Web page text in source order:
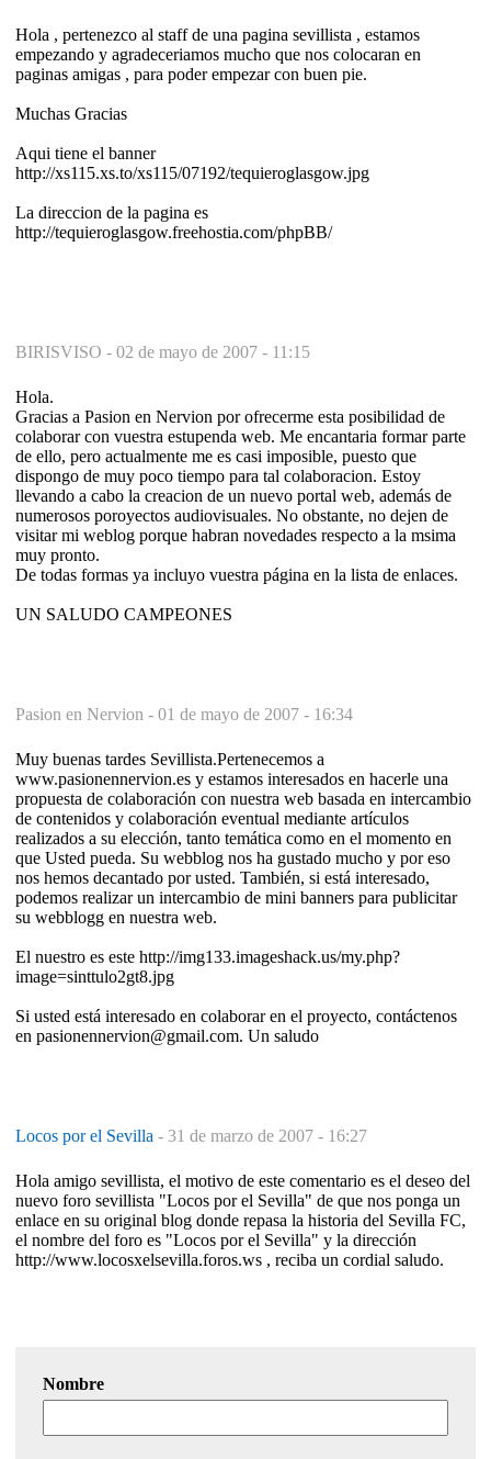
Hola , pertenezco al staff de una pagina sevillista , estamos
empezando y agradeceriamos mucho que nos colocaran en
paginas amigas , para poder empezar con buen pie.
Muchas Gracias
Aqui tiene el banner
http://xs115.xs.to/xs115/07192/tequieroglasgow.jpg
La direccion de la pagina es
http://tequieroglasgow.freehostia.com/phpBB/
BIRISVISO - 02 de mayo de 2007 - 11:15
Hola.
Gracias a Pasion en Nervion por ofrecerme esta posibilidad de
colaborar con vuestra estupenda web. Me encantaria formar parte
de ello, pero actualmente me es casi imposible, puesto que
dispongo de muy poco tiempo para tal colaboracion. Estoy
llevando a cabo la creacion de un nuevo portal web, además de
numerosos poroyectos audiovisuales. No obstante, no dejen de
visitar mi weblog porque habran novedades respecto a la msima
muy pronto.
De todas formas ya incluyo vuestra página en la lista de enlaces.
UN SALUDO CAMPEONES
Pasion en Nervion - 01 de mayo de 2007 - 16:34
Muy buenas tardes Sevillista.Pertenecemos a
www.pasionennervion.es y estamos interesados en hacerle una
propuesta de colaboración con nuestra web basada en intercambio
de contenidos y colaboración eventual mediante artículos
realizados a su elección, tanto temática como en el momento en
que Usted pueda. Su webblog nos ha gustado mucho y por eso
nos hemos decantado por usted. También, si está interesado,
podemos realizar un intercambio de mini banners para publicitar
su webblogg en nuestra web.
El nuestro es este http://img133.imageshack.us/my.php?
image=sinttulo2gt8.jpg
Si usted está interesado en colaborar en el proyecto, contáctenos
en pasionennervion@gmail.com. Un saludo
Locos por el Sevilla - 31 de marzo de 2007 - 16:27
Hola amigo sevillista, el motivo de este comentario es el deseo del
nuevo foro sevillista "Locos por el Sevilla" de que nos ponga un
enlace en su original blog donde repasa la historia del Sevilla FC,
el nombre del foro es "Locos por el Sevilla" y la dirección
http://www.locosxelsevilla.foros.ws , reciba un cordial saludo.
Nombre